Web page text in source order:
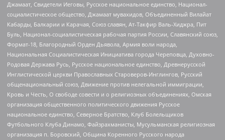
Джамаат, Свидетели Иеговы, Русское национальное единство, Национал-
социалистическое общество, Джамаат мувахидов, Объединенный Вилайат
Кабарды, Балкарии и Карачая, Союз славян, Ат-Такфир Валь-Хиджра, Пит
Буль, Национал-социалистическая рабочая партия России, Славянский союз,
Формат-18, Благородный Орден Дьявола, Армия воли народа,
Национальная Социалистическая Инициатива города Череповца, Духовно-
Родовая Держава Русь, Русское национальное единство, Древнерусской
Инглистической церкви Православных Староверов-Инглингов, Русский
общенациональный союз, Движение против нелегальной иммиграции,
Кровь и Честь, О свободе совести и о религиозных объединениях, Омская
организация общественного политического движения Русское
национальное единство, Северное Братство, Клуб Болельщиков
Футбольного Клуба Динамо, Файзрахманисты, Мусульманская религиозная
организация п. Боровский, Община Коренного Русского народа